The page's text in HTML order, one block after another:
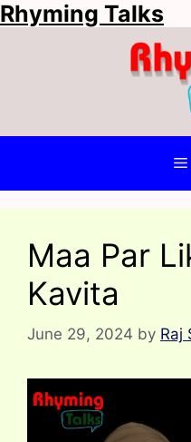
Skip
to
Rhyming Talks
Maa Par
Kavita
June 29, 2024 by Raj